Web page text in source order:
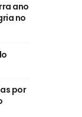
ano
no
por